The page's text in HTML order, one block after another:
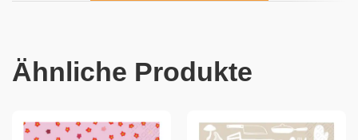
Ähnliche Produkte